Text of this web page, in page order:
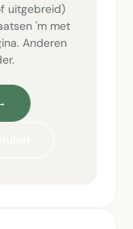
uitgebreid)
'm met
Anderen